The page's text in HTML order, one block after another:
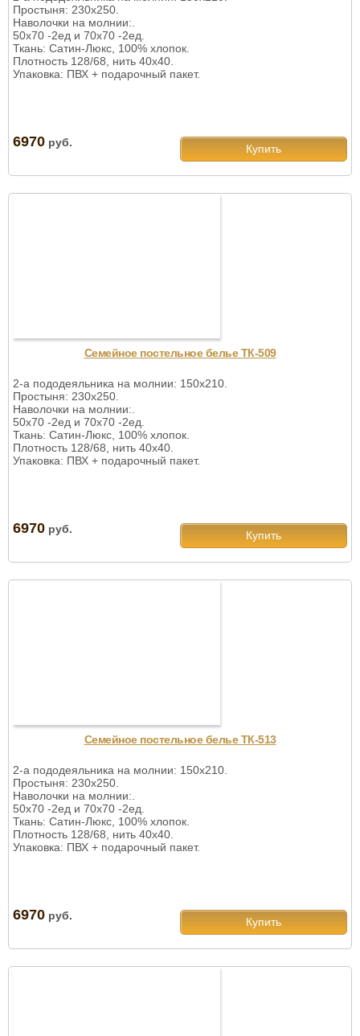
Простыня: 230х250.
Наволочки на молнии:.
50х70 -2ед и 70х70 -2ед.
Ткань: Сатин-Люкс, 100% хлопок.
Плотность 128/68, нить 40х40.
Упаковка: ПВХ + подарочный пакет.
6970 руб. Купить
Семейное постельное белье ТК-509
2-а пододеяльника на молнии: 150х210.
Простыня: 230х250.
Наволочки на молнии:.
50х70 -2ед и 70х70 -2ед.
Ткань: Сатин-Люкс, 100% хлопок.
Плотность 128/68, нить 40х40.
Упаковка: ПВХ + подарочный пакет.
6970 руб. Купить
Семейное постельное белье ТК-513
2-а пододеяльника на молнии: 150х210.
Простыня: 230х250.
Наволочки на молнии:.
50х70 -2ед и 70х70 -2ед.
Ткань: Сатин-Люкс, 100% хлопок.
Плотность 128/68, нить 40х40.
Упаковка: ПВХ + подарочный пакет.
6970 руб. Купить